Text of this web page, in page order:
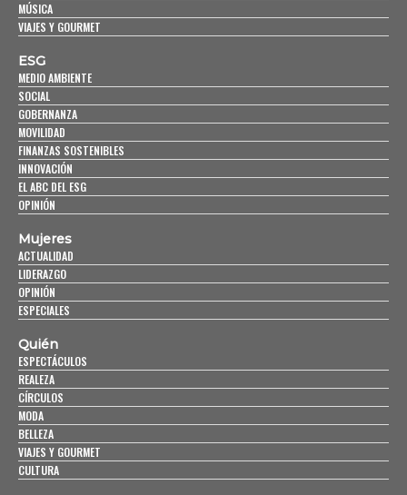
MÚSICA
VIAJES Y GOURMET
ESG
MEDIO AMBIENTE
SOCIAL
GOBERNANZA
MOVILIDAD
FINANZAS SOSTENIBLES
INNOVACIÓN
EL ABC DEL ESG
OPINIÓN
Mujeres
ACTUALIDAD
LIDERAZGO
OPINIÓN
ESPECIALES
Quién
ESPECTÁCULOS
REALEZA
CÍRCULOS
MODA
BELLEZA
VIAJES Y GOURMET
CULTURA